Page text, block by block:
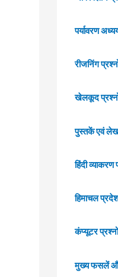
पर्यावरण
रीजनिंग
खेलकूद
पुस्तकें एवं
हिंदी व्याकरण
हिमाचल प्रदेश
कंप्यूटर
मुख्य फसलें